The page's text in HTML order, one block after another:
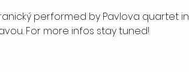
performed by Pavlova quartet
For more infos stay tuned!